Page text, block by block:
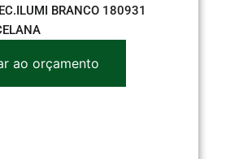
BRANCO 180931
ao orçamento